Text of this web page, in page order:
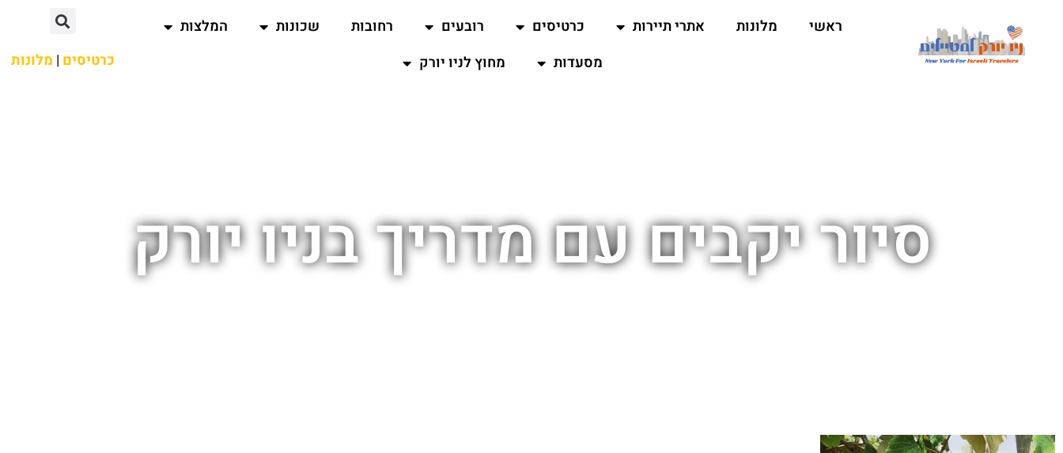
ראשי מלונות אתרי תיירות כרטיסים רובעים רחובות שכונות
המלצות
מסעדות
מחוץ לניו יורק כרטיסים | מלונות
סיור יקבים עם מדריך בניו יורק